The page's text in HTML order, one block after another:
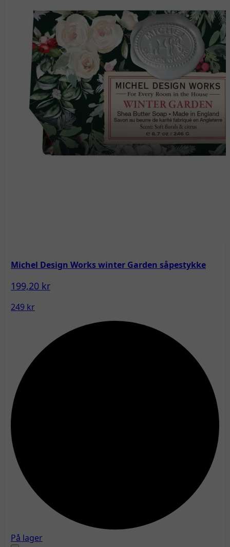
Michel Design Works winter Garden såpestykke
199,20 kr
249 kr
På lager